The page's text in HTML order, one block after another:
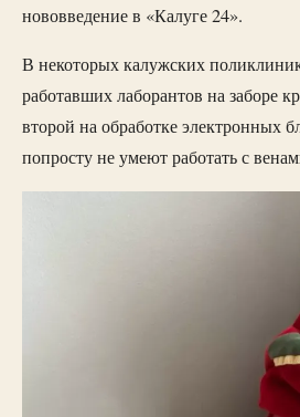
нововведение в «Калуге 24».
В некоторых калужских
работавших лаборантов на заборе
второй на обработке электронных
попросту не умеют работать с